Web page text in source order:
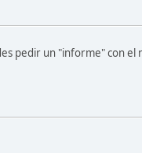
pedir un "informe" con el